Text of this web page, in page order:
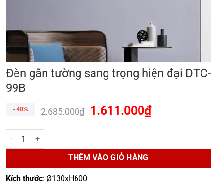
Đèn gắn tường sang trọng hiện đại DTC-
99B
- 40% 2.685.000₫ 1.611.000₫
Đèn gắn tường sang trọng hiện đại DTC-99B số lượng
THÊM VÀO GIỎ HÀNG
Kích thước: Ø130xH600